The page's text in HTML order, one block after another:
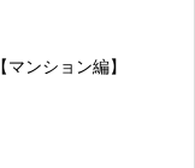
ンション編】